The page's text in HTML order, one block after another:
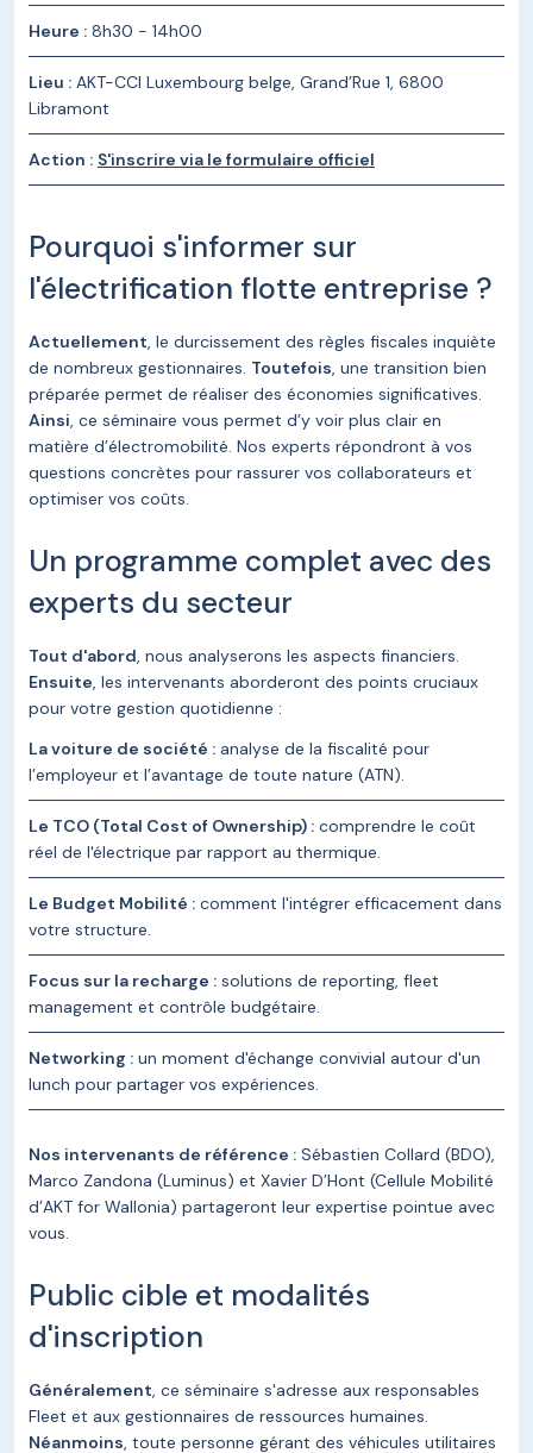
Heure : 8h30 - 14h00
Lieu : AKT-CCI Luxembourg belge, Grand’Rue 1, 6800
Libramont
Action : S'inscrire via le formulaire officiel
Pourquoi s'informer sur
l'électrification flotte entreprise ?
Actuellement, le durcissement des règles fiscales inquiète
de nombreux gestionnaires. Toutefois, une transition bien
préparée permet de réaliser des économies significatives.
Ainsi, ce séminaire vous permet d’y voir plus clair en
matière d’électromobilité. Nos experts répondront à vos
questions concrètes pour rassurer vos collaborateurs et
optimiser vos coûts.
Un programme complet avec des
experts du secteur
Tout d'abord, nous analyserons les aspects financiers.
Ensuite, les intervenants aborderont des points cruciaux
pour votre gestion quotidienne :
La voiture de société : analyse de la fiscalité pour
l’employeur et l’avantage de toute nature (ATN).
Le TCO (Total Cost of Ownership) : comprendre le coût
réel de l'électrique par rapport au thermique.
Le Budget Mobilité : comment l'intégrer efficacement dans
votre structure.
Focus sur la recharge : solutions de reporting, fleet
management et contrôle budgétaire.
Networking : un moment d'échange convivial autour d'un
lunch pour partager vos expériences.
Nos intervenants de référence : Sébastien Collard (BDO),
Marco Zandona (Luminus) et Xavier D’Hont (Cellule Mobilité
d’AKT for Wallonia) partageront leur expertise pointue avec
vous.
Public cible et modalités
d'inscription
Généralement, ce séminaire s'adresse aux responsables
Fleet et aux gestionnaires de ressources humaines.
Néanmoins, toute personne gérant des véhicules utilitaires